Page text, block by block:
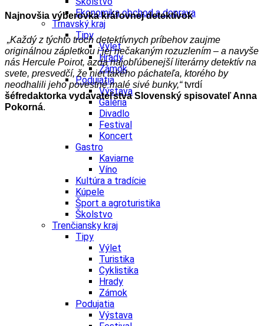
Ekonomika obchod a doprava
Trnavský kraj
Tipy
Výlet
Hrady
Zámok
Podujatia
Výstava
Galéria
Divadlo
Festival
Koncert
Gastro
Kaviarne
Víno
Kultúra a tradície
Kúpele
Šport a agroturistika
Školstvo
Trenčiansky kraj
Tipy
Výlet
Turistika
Cyklistika
Hrady
Zámok
Podujatia
Výstava
Najnovšia výberovka kráľovnej detektívok
„Každý z týchto troch detektívnych príbehov zaujme
originálnou zápletkou i jej nečakaným rozuzlením – a navyše
nás Hercule Poirot, azda najobľúbenejší literárny detektív na
svete, presvedčí, že niet takého páchateľa, ktorého by
neodhalili jeho povestné malé sivé bunky,“tvrdí
šéfredaktorka vydavateľstva Slovenský spisovateľ Anna
Pokorná.